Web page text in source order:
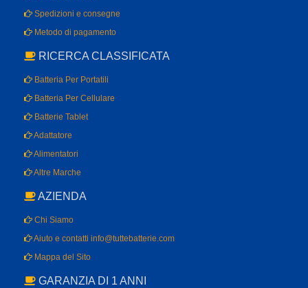
Spedizioni e consegne
Metodo di pagamento
RICERCA CLASSIFICATA
Batteria Per Portatili
Batteria Per Cellulare
Batterie Tablet
Adattatore
Alimentatori
Altre Marche
AZIENDA
Chi Siamo
Aiuto e contatti info@tuttebatterie.com
Mappa del Sito
GARANZIA DI 1 ANNI